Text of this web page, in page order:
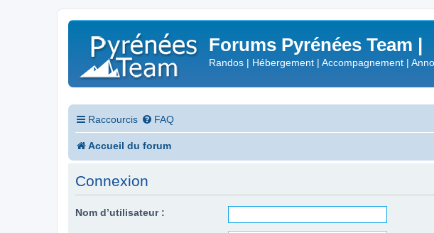
Forums Pyrénées Team |
Randos | Hébergement | Accompagnement |
Raccourcis FAQ
Accueil du forum
Connexion
Nom d’utilisateur :